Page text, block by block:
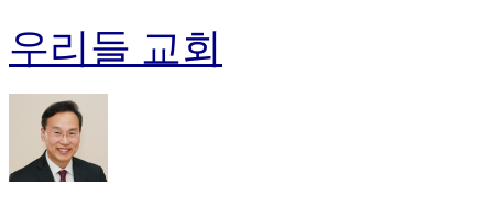
머
판
북
최
신
우리들 교회